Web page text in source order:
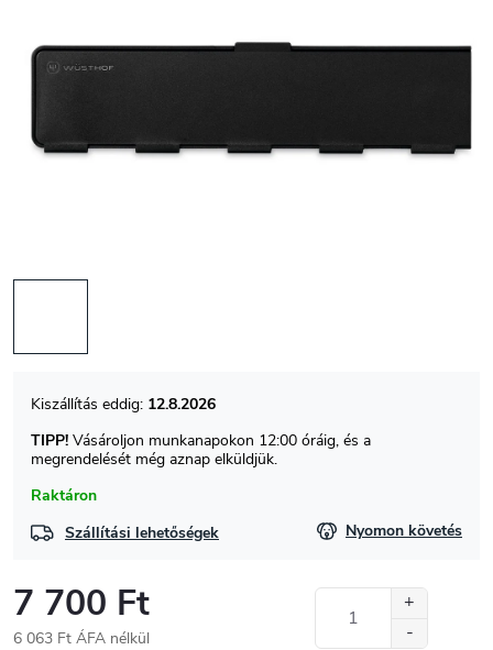
Raktáron
12.8.2026
TIPP! Vásároljon munkanapokon 12:00 óráig, és a
megrendelését még aznap elküldjük.
Szállítási lehetőségek Nyomon követés
7 700 Ft
6 063 Ft ÁFA nélkül